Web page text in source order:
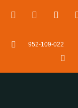
952-109-022